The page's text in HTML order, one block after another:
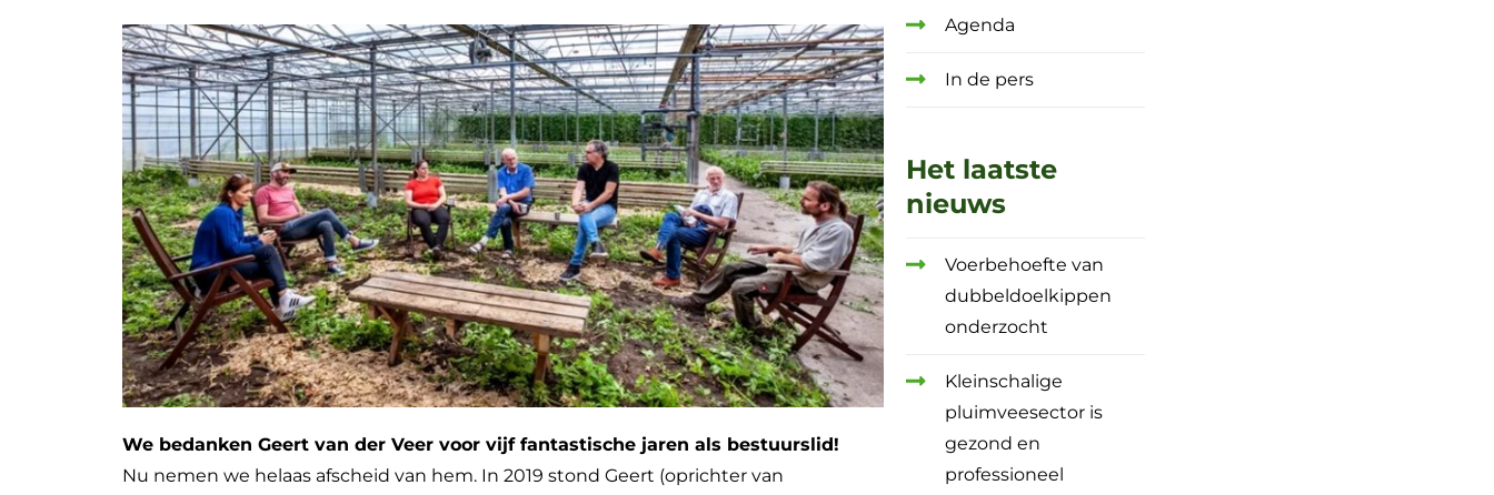
We bedanken Geert van der Veer voor vijf fantastische jaren als bestuurslid!
Nu nemen we helaas afscheid van hem. In 2019 stond Geert (oprichter van
Agenda
In de pers
Het laatste
nieuws
Voerbehoefte van
dubbeldoelkippen
onderzocht
Kleinschalige
pluimveesector is
gezond en
professioneel